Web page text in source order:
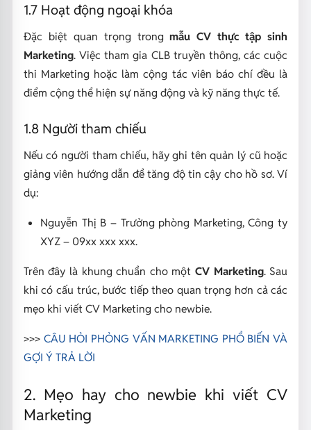
1.7 Hoạt động ngoại khóa
Đặc biệt quan trọng trongmẫu CV thực tập sinh
Marketing. Việc tham gia CLB truyền thông, các cuộc
thi Marketing hoặc làm cộng tác viên báo chí đều là
điểm cộng thể hiện sự năng động và kỹ năng thực tế.
1.8 Người tham chiếu
Nếu có người tham chiếu, hãy ghi tên quản lý cũ hoặc
giảng viên hướng dẫn để tăng độ tin cậy cho hồ sơ. Ví
dụ:
Nguyễn Thị B – Trưởng phòng Marketing, Công ty
XYZ – 09xx xxx xxx.
Trên đây là khung chuẩn cho một CV Marketing. Sau
khi có cấu trúc, bước tiếp theo quan trọng hơn cả các
mẹo khi viết CV Marketing cho newbie.
>>> CÂU HỎI PHỎNG VẤN MARKETING PHỔ BIẾN VÀ
GỢI Ý TRẢ LỜI
2. Mẹo hay cho newbie khi viết CV
Marketing